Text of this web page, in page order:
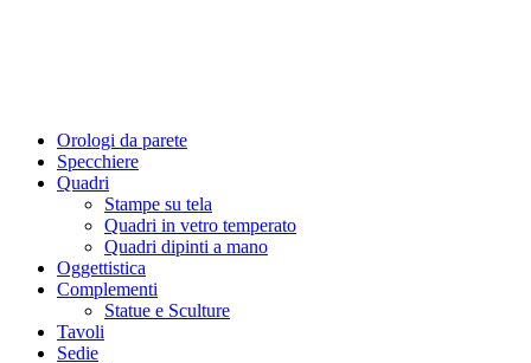
Orologi da parete
Specchiere
Quadri
Stampe su tela
Quadri in vetro temperato
Quadri dipinti a mano
Oggettistica
Complementi
Statue e Sculture
Tavoli
Sedie